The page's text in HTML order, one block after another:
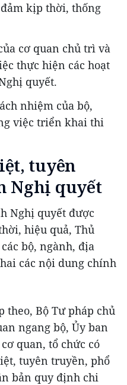
kịp thời, thống
cơ quan chủ trì và
thực hiện các hoạt
quyết.
nhiệm của bộ,
việc triển khai thi
tuyên
Nghị quyết
Nghị quyết được
hiệu quả, Thủ
bộ, ngành, địa
các nội dung chính
theo, Bộ Tư pháp chủ
ngang bộ, Ủy ban
quan, tổ chức có
tuyên truyền, phổ
bản quy định chi